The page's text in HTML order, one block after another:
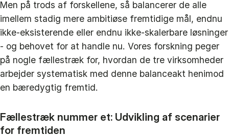
Men på trods af forskellene, så balancerer de alle
imellem stadig mere ambitiøse fremtidige mål, endnu
ikke-eksisterende eller endnu ikke-skalerbare løsninger
- og behovet for at handle nu. Vores forskning peger
på nogle fællestræk for, hvordan de tre virksomheder
arbejder systematisk med denne balanceakt henimod
en bæredygtig fremtid.
Fællestræk nummer et: Udvikling af scenarier
for fremtiden